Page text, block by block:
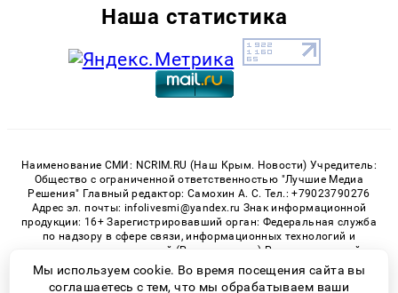
Наша статистика
Наименование СМИ: NCRIM.RU (Наш Крым. Новости) Учредитель:
Общество с ограниченной ответственностью "Лучшие Медиа
Решения" Главный редактор: Самохин А. С. Тел.: +79023790276
Адрес эл. почты: infolivesmi@yandex.ru Знак информационной
продукции: 16+ Зарегистрировавший орган: Федеральная служба
по надзору в сфере связи, информационных технологий и
массовых коммуникаций (Роскомнадзор) Регистрационный
номер СМИ ЭЛ № ФС 77 - 81150 от 02.06.2021
Мы используем cookie. Во время посещения сайта вы
соглашаетесь с тем, что мы обрабатываем ваши